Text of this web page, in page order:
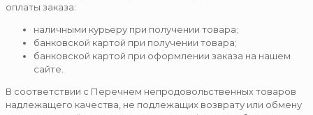
оплаты заказа:
наличными курьеру при получении товара;
банковской картой при получении товара;
банковской картой при оформлении заказа на нашем
сайте.
В соответствии с Перечнем непродовольственных товаров
надлежащего качества, не подлежащих возврату или обмену